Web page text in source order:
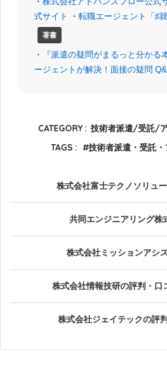
式サイト
・ 転職エージェント「♯
著書
・ 『派遣の疑問がまるっと分かる
ージェントが解決！面接の疑問
CATEGORY : 技術者派遣/受託/
TAGS :
技術者派遣・受託
株式会社富士テクノソリュ
共同エンジニアリング株
株式会社ミッションアシ
株式会社情報技研の評判・口
株式会社ジェイテックの評